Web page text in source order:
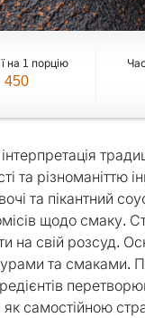
на 1 порцію
450
та
та пікантний
щодо смаку.
на свій розсуд.
та смаками.
самостійною